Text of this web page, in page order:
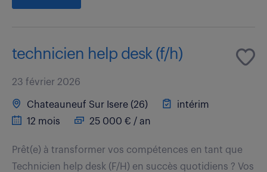
technicien help desk (f/h)
23 février 2026
Chateauneuf Sur Isere (26)
intérim
12 mois
25 000 € / an
Prêt(e) à transformer vos compétences en tant que
Technicien help desk (F/H) en succès quotidiens ? Vos